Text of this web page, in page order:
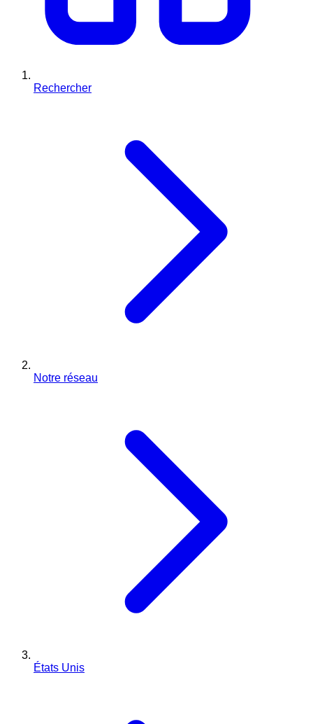
Rechercher
Notre réseau
États Unis